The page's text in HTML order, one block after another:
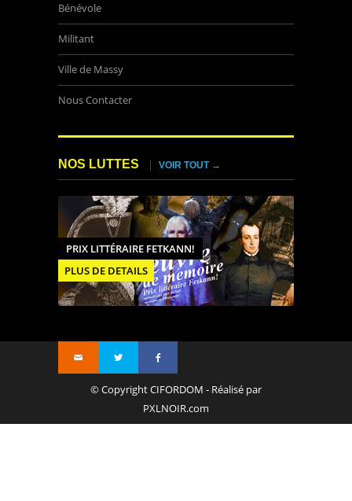
Bénévole
Militant
Ville de Massy
Nous Contacter
NOS LUTTES VOIR TOUT →
PRIX LITTÉRAIRE FETKANN!
PLUS DE DETAILS
© Copyright CIFORDOM - Réalisé par
PXLNOIR.com